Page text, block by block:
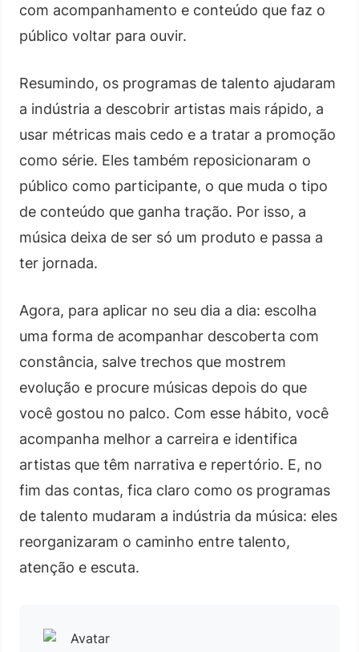
com acompanhamento e conteúdo que faz o
público voltar para ouvir.
Resumindo, os programas de talento ajudaram
a indústria a descobrir artistas mais rápido, a
usar métricas mais cedo e a tratar a promoção
como série. Eles também reposicionaram o
público como participante, o que muda o tipo
de conteúdo que ganha tração. Por isso, a
música deixa de ser só um produto e passa a
ter jornada.
Agora, para aplicar no seu dia a dia: escolha
uma forma de acompanhar descoberta com
constância, salve trechos que mostrem
evolução e procure músicas depois do que
você gostou no palco. Com esse hábito, você
acompanha melhor a carreira e identifica
artistas que têm narrativa e repertório. E, no
fim das contas, fica claro como os programas
de talento mudaram a indústria da música: eles
reorganizaram o caminho entre talento,
atenção e escuta.